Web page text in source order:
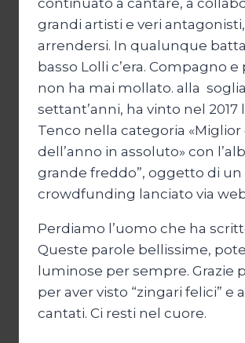
continuato a cantare, a
grandi artisti e veri
arrendersi. In qualunque
basso Lolli c’era. Compagno
non ha mai mollato. alla
settant’anni, ha vinto nel 2017
Tenco nella categoria «Miglior
dell’anno in assoluto» con
grande freddo”, oggetto di un
crowdfunding lanciato via
Perdiamo l’uomo che ha
Queste parole bellissime,
luminose per sempre. Grazie
per aver visto “zingari felici” e
cantati. Ci resti nel cuore.